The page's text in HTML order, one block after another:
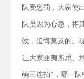
队受惩罚，大家使
队员因为心急，将
效，追悔莫及的。
让大家匪夷所思、
萌三连拍”，哪一